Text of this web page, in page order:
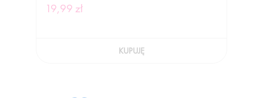
19,99 zł
KUPUJĘ